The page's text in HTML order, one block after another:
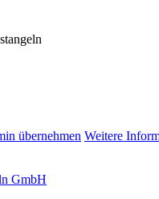
übernehmen Weitere